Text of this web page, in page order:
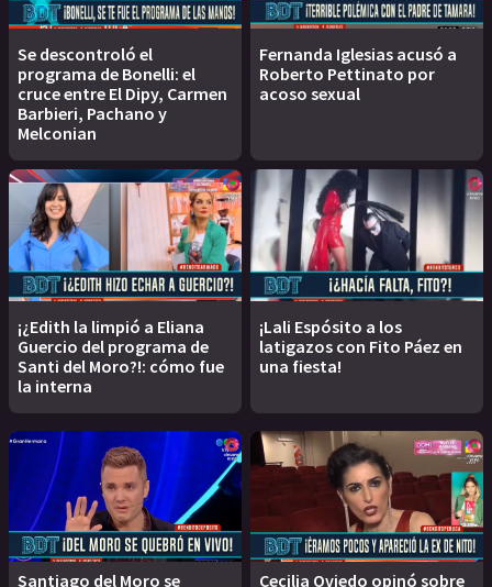
Se descontroló el
programa de Bonelli: el
cruce entre El Dipy, Carmen
Barbieri, Pachano y
Melconian
Fernanda Iglesias acusó a
Roberto Pettinato por
acoso sexual
¡¿Edith la limpió a Eliana
Guercio del programa de
Santi del Moro?!: cómo fue
la interna
¡Lali Espósito a los
latigazos con Fito Páez en
una fiesta!
Santiago del Moro se Cecilia Oviedo opinó sobre